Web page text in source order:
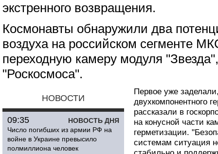
экстренного возвращения.
Космонавты обнаружили два
воздуха на российском сегменте
переходную камеру модуля
"Роскосмоса".
НОВОСТИ
НОВОСТЬ ДНЯ
09:35
Число погибших из армии РФ на
войне в Украине превысило
полмиллиона человек
Первое уже
двухкомпонентного
рассказали в
на конусной части
герметизации.
системам ситуация